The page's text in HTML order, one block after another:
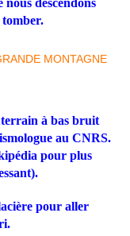
descendons
à bas bruit
au CNRS.
pour plus
pour aller